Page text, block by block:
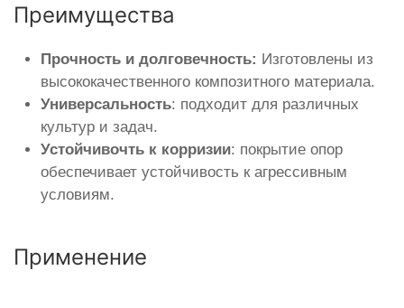
Преимущества
Прочность и долговечность: Изготовлены из
высококачественного композитного материала.
Универсальность: подходит для различных
культур и задач.
Устойчивочть к корризии: покрытие опор
обеспечивает устойчивость к агрессивным
условиям.
Применение